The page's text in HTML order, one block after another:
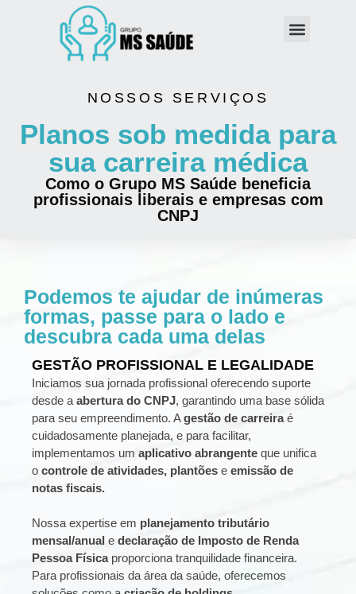
NOSSOS SERVIÇOS
Planos sob medida para
sua carreira médica
Como o Grupo MS Saúde beneficia
profissionais liberais e empresas com
CNPJ
Podemos te ajudar de inúmeras
formas, passe para o lado e
descubra cada uma delas
GESTÃO PROFISSIONAL E LEGALIDADE
Iniciamos sua jornada profissional oferecendo suporte
desde a abertura do CNPJ, garantindo uma base sólida
para seu empreendimento. Agestão de carreiraé
cuidadosamente planejada, e para facilitar,
implementamos um aplicativo abrangente que unifica
o controle de atividades, plantões e emissão de
notas fiscais.
Nossa expertise em planejamento tributário
mensal/anual e declaração de Imposto de Renda
Pessoa Físicaproporciona tranquilidade financeira.
Para profissionais da área da saúde, oferecemos